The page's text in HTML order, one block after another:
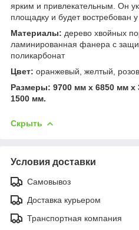
ярким и привлекательным. Он
площадку и будет востребован
Материалы: дерево хвойных
ламинированная фанера с
поликарбонат
Цвет: оранжевый, желтый,
Размеры: 9700 мм х 6850 мм х
1500 мм.
Скрыть
Условия доставки
Самовывоз
Доставка курьером
Транспортная компания